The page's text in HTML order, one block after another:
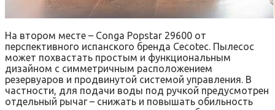
На втором месте – Conga Popstar 29600 от
перспективного испанского бренда Cecotec. Пылесос
может похвастать простым и функциональным
дизайном с симметричным расположением
резервуаров и продвинутой системой управления. В
частности, для подачи воды под ручкой предусмотрен
отдельный рычаг – снижать и повышать обильность